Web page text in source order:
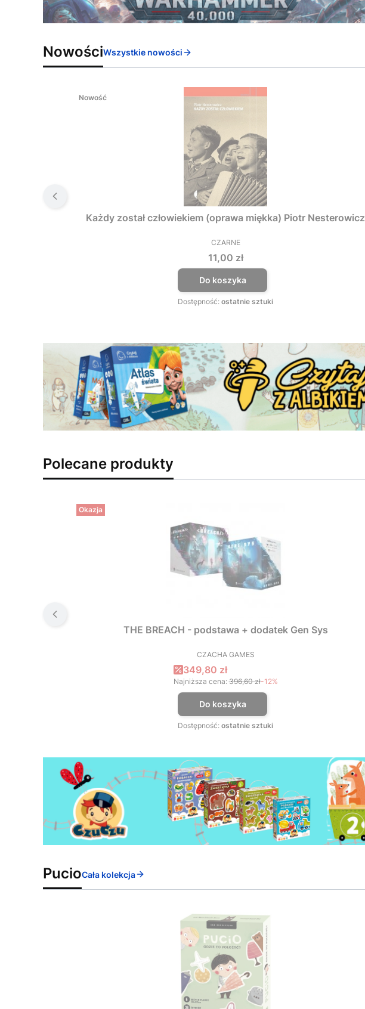
NowościWszystkie nowości
Nowość
Każdy został człowiekiem (oprawa miękka) Piotr Nesterowicz
PRODUCENT
CZARNE
Cena
11,00 zł
Do koszyka
Dostępność: ostatnie sztuki
Polecane produkty
Okazja
THE BREACH - podstawa + dodatek Gen Sys
PRODUCENT
CZACHA GAMES
Cena promocyjna
349,80 zł
Najniższa cena: 396,60 zł-12%
Do koszyka
Dostępność: ostatnie sztuki
PucioCała kolekcja